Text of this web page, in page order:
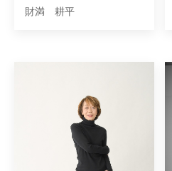
財満 耕平